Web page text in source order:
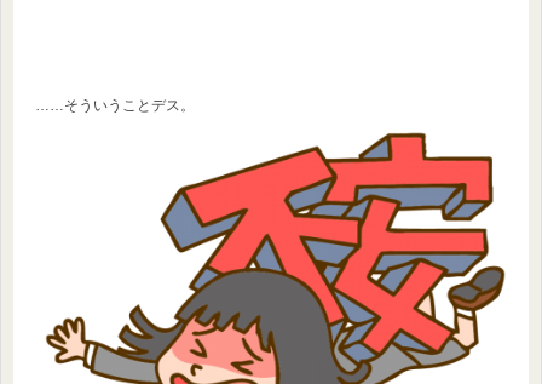
……そういうことデス。